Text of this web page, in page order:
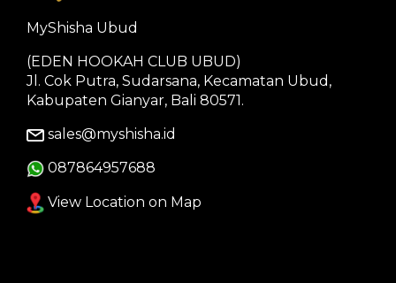
MyShisha Ubud
(EDEN HOOKAH CLUB UBUD)
Jl. Cok Putra, Sudarsana, Kecamatan Ubud,
Kabupaten Gianyar, Bali 80571.
sales@myshisha.id
087864957688
View Location on Map